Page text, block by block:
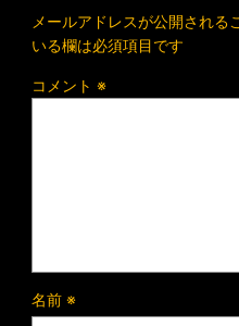
メールアドレスが公開される
いる欄は必須項目です
コメント ※
名前 ※